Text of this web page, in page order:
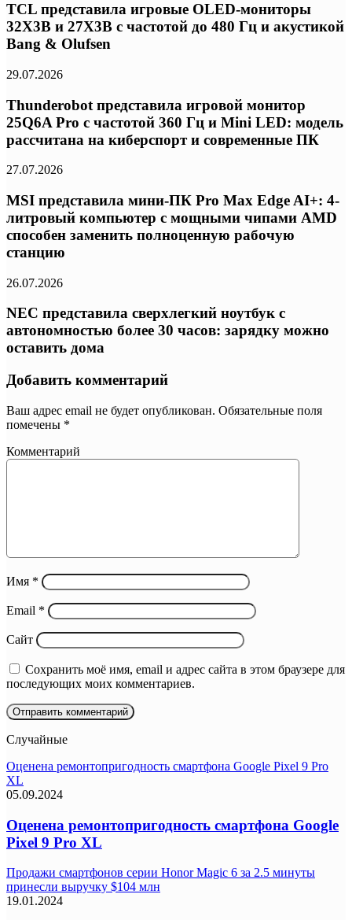
TCL представила игровые OLED-мониторы
32X3B и 27X3B с частотой до 480 Гц и акустикой
Bang & Olufsen
29.07.2026
Thunderobot представила игровой монитор
25Q6A Pro с частотой 360 Гц и Mini LED: модель
рассчитана на киберспорт и современные ПК
27.07.2026
MSI представила мини-ПК Pro Max Edge AI+: 4-
литровый компьютер с мощными чипами AMD
способен заменить полноценную рабочую
станцию
26.07.2026
NEC представила сверхлегкий ноутбук с
автономностью более 30 часов: зарядку можно
оставить дома
Добавить комментарий
Ваш адрес email не будет опубликован. Обязательные поля
помечены *
Комментарий
Имя *
Email *
Сайт
Сохранить моё имя, email и адрес сайта в этом браузере для
последующих моих комментариев.
Случайные
Оценена ремонтопригодность смартфона Google Pixel 9 Pro
XL
05.09.2024
Оценена ремонтопригодность смартфона Google
Pixel 9 Pro XL
Продажи смартфонов серии Honor Magic 6 за 2.5 минуты
принесли выручку $104 млн
19.01.2024